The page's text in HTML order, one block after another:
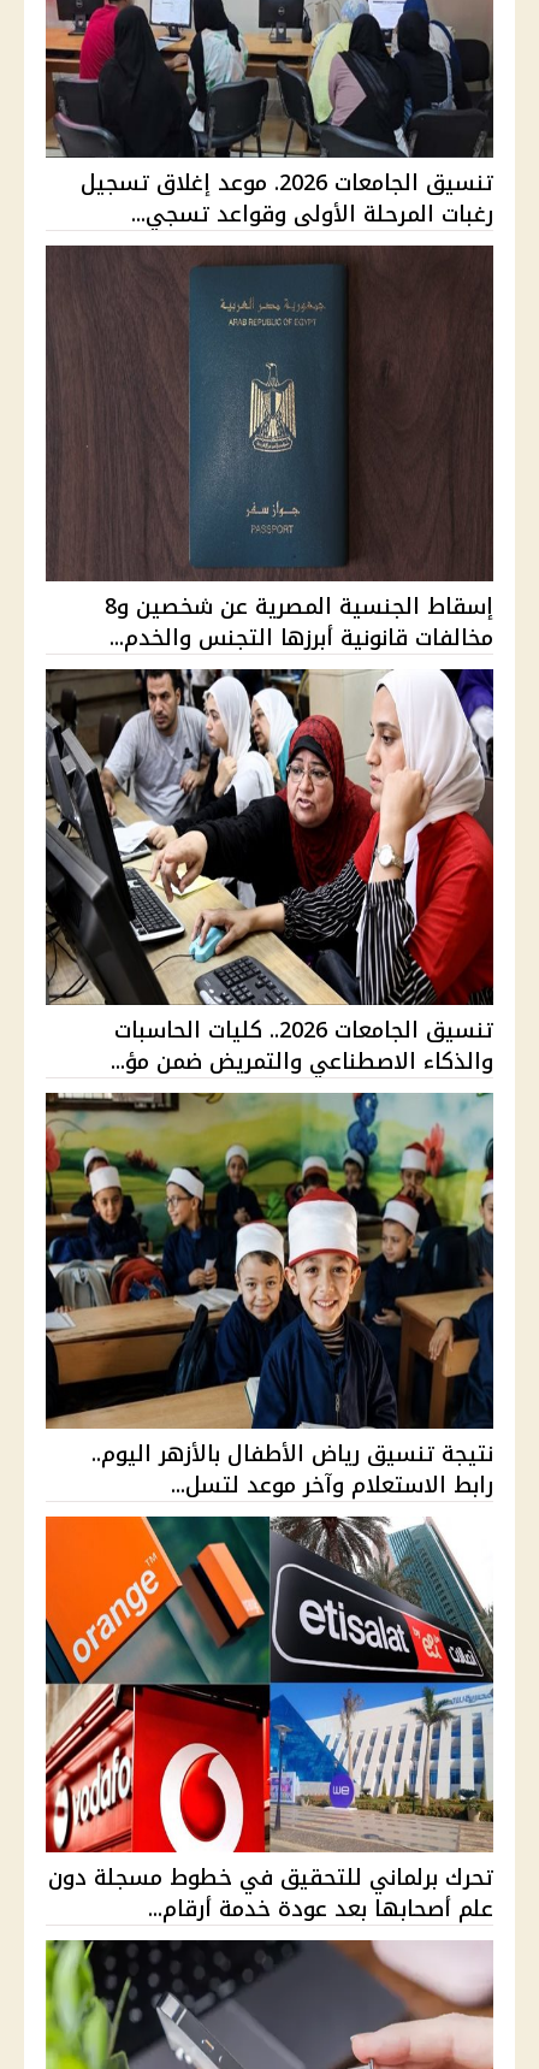
تنسيق الجامعات 2026. موعد إغلاق تسجيل
رغبات المرحلة الأولى وقواعد تسجي...
إسقاط الجنسية المصرية عن شخصين و8
مخالفات قانونية أبرزها التجنس والخدم...
تنسيق الجامعات 2026.. كليات الحاسبات
والذكاء الاصطناعي والتمريض ضمن مؤ...
نتيجة تنسيق رياض الأطفال بالأزهر اليوم..
رابط الاستعلام وآخر موعد لتسل...
تحرك برلماني للتحقيق في خطوط مسجلة دون
علم أصحابها بعد عودة خدمة أرقام...